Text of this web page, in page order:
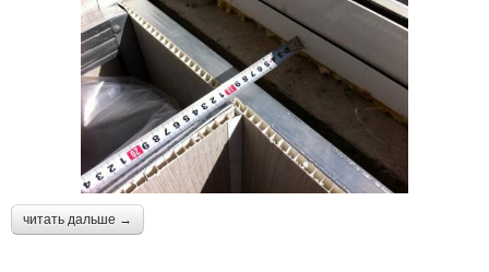
читать дальше →